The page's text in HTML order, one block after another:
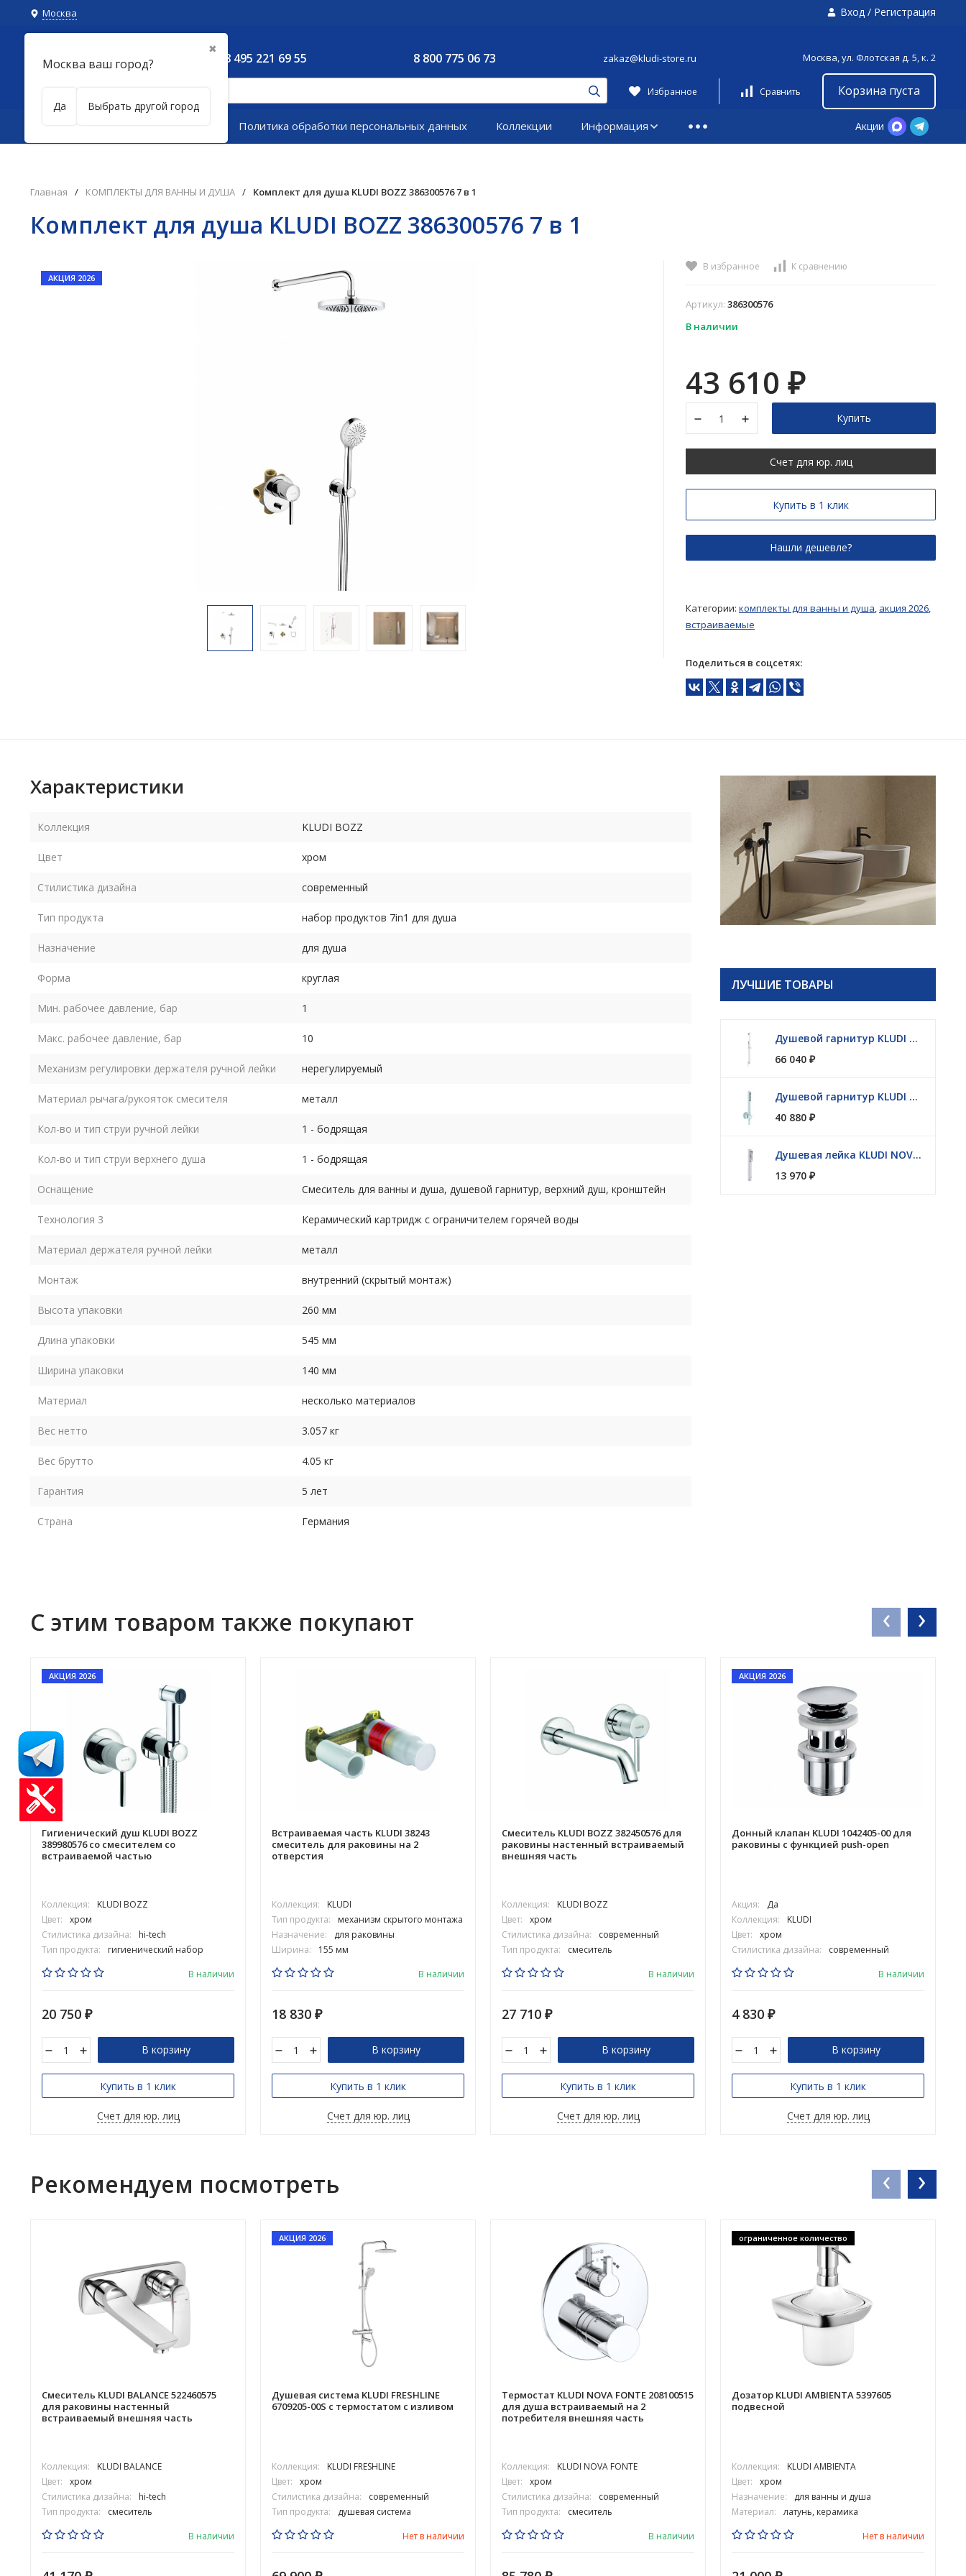
Москва
✖
Москва ваш город?
Да Выбрать другой город
Вход / Регистрация
8 495 221 69 55 8 800 775 06 73 zakaz@kludi-store.ru Москва, ул. Флотская д. 5, к. 2
Избранное Сравнить Корзина пуста
Каталог товаров Политика обработки персональных данных Коллекции Информация Акции
Главная / КОМПЛЕКТЫ ДЛЯ ВАННЫ И ДУША / Комплект для душа KLUDI BOZZ 386300576 7 в 1
Комплект для душа KLUDI BOZZ 386300576 7 в 1
АКЦИЯ 2026
В избранное К сравнению
Артикул: 386300576
В наличии
43 610 ₽
Купить
Счет для юр. лиц
Купить в 1 клик
Категории: комплекты для ванны и душа, акция 2026,
встраиваемые
Поделиться в соцсетях:
ЛУЧШИЕ ТОВАРЫ
Душевой гарнитур KLUDI NOVA FONTE Puristic 2084053-15
66 040 ₽
Душевой гарнитур KLUDI NOVA FONTE Puristic 2085053-15
40 880 ₽
Душевая лейка KLUDI NOVA FONTE 3912053-00
13 970 ₽
Характеристики
Коллекция KLUDI BOZZ
Цвет хром
Стилистика дизайна современный
Тип продукта набор продуктов 7in1 для душа
Назначение для душа
Форма круглая
Мин. рабочее давление, бар 1
Макс. рабочее давление, бар 10
Механизм регулировки держателя ручной лейки нерегулируемый
Материал рычага/рукояток смесителя металл
Кол-во и тип струи ручной лейки 1 - бодрящая
Кол-во и тип струи верхнего душа 1 - бодрящая
Оснащение Смеситель для ванны и душа, душевой гарнитур, верхний душ, кронштейн
Технология 3 Керамический картридж с ограничителем горячей воды
Материал держателя ручной лейки металл
Монтаж внутренний (скрытый монтаж)
Высота упаковки 260 мм
Длина упаковки 545 мм
Ширина упаковки 140 мм
Материал несколько материалов
Вес нетто 3.057 кг
Вес брутто 4.05 кг
Гарантия 5 лет
Страна Германия
С этим товаром также покупают
АКЦИЯ 2026
Гигиенический душ KLUDI BOZZ
389980576 со смесителем со
встраиваемой частью
Коллекция:
KLUDI BOZZ
Цвет:
хром
Стилистика дизайна:
hi-tech
Тип продукта:
гигиенический набор
В наличии
20 750 ₽
В корзину
Купить в 1 клик
Счет для юр. лиц
Встраиваемая часть KLUDI 38243
смеситель для раковины на 2
отверстия
Коллекция:
KLUDI
Тип продукта:
механизм скрытого монтажа
Назначение:
для раковины
Ширина:
155 мм
В наличии
18 830 ₽
В корзину
Купить в 1 клик
Счет для юр. лиц
Смеситель KLUDI BOZZ 382450576 для
раковины настенный встраиваемый
внешняя часть
Коллекция:
KLUDI BOZZ
Цвет:
хром
Стилистика дизайна:
современный
Тип продукта:
смеситель
В наличии
27 710 ₽
В корзину
Купить в 1 клик
Счет для юр. лиц
АКЦИЯ 2026
Донный клапан KLUDI 1042405-00 для
раковины с функцией push-open
Акция:
Да
Коллекция:
KLUDI
Цвет:
хром
Стилистика дизайна:
современный
В наличии
4 830 ₽
В корзину
Купить в 1 клик
Счет для юр. лиц
‹ ›
Рекомендуем посмотреть
Смеситель KLUDI BALANCE 522460575
для раковины настенный
встраиваемый внешняя часть
Коллекция:
KLUDI BALANCE
Цвет:
хром
Стилистика дизайна:
hi-tech
Тип продукта:
смеситель
В наличии
АКЦИЯ 2026
Душевая система KLUDI FRESHLINE
6709205-00S с термостатом с изливом
Коллекция:
KLUDI FRESHLINE
Цвет:
хром
Стилистика дизайна:
современный
Тип продукта:
душевая система
Нет в наличии
Термостат KLUDI NOVA FONTE 208100515
для душа встраиваемый на 2
потребителя внешняя часть
Коллекция:
KLUDI NOVA FONTE
Цвет:
хром
Стилистика дизайна:
современный
Тип продукта:
смеситель
В наличии
ограниченное количество
Дозатор KLUDI AMBIENTA 5397605
подвесной
Коллекция:
KLUDI AMBIENTA
Цвет:
хром
Назначение:
для ванны и душа
Материал:
латунь, керамика
Нет в наличии
‹ ›